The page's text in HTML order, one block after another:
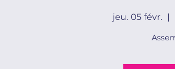
jeu. 05 févr.
  |